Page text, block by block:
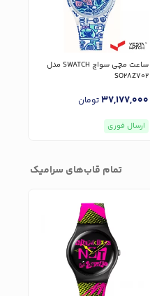
ساعت مچی سواچ SWATCH مدل
SO28Z702
37,177,000تومان
ارسال فوری
تمام‌ قاب‌های سرامیک